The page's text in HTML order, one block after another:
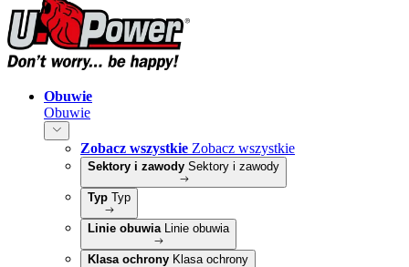
Obuwie
Obuwie
Zobacz wszystkie Zobacz wszystkie
Sektory i zawody Sektory i zawody
Typ Typ
Linie obuwia Linie obuwia
Klasa ochrony Klasa ochrony